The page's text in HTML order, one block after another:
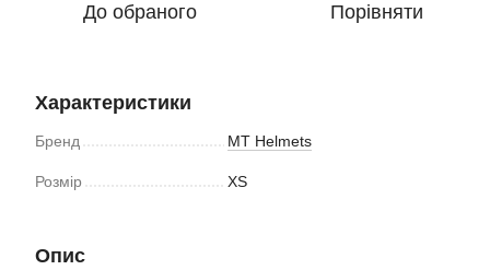
До обраного Порівняти
Характеристики
Бренд MT Helmets
Розмір XS
Опис